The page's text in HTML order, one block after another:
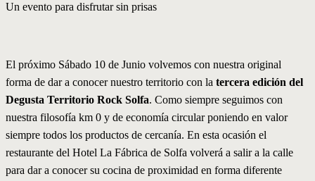
Un evento para disfrutar sin prisas
El próximo Sábado 10 de Junio volvemos con nuestra original
forma de dar a conocer nuestro territorio con la tercera edición del
Degusta Territorio Rock Solfa. Como siempre seguimos con
nuestra filosofía km 0 y de economía circular poniendo en valor
siempre todos los productos de cercanía. En esta ocasión el
restaurante del Hotel La Fábrica de Solfa volverá a salir a la calle
para dar a conocer su cocina de proximidad en forma diferente